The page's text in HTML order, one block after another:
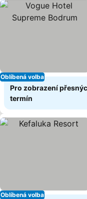
Oblíbená volba
Pro zobrazení
termín
Oblíbená volba